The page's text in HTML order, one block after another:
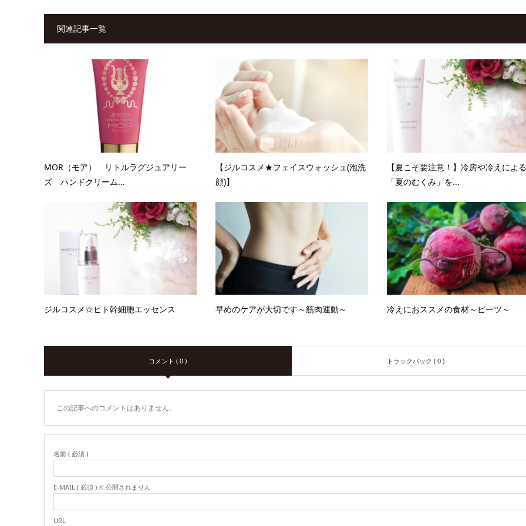
関連記事一覧
MOR（モア） リトルラグジュアリー
ズ ハンドクリーム...
【ジルコスメ★フェイスウォッシュ(泡洗
顔)】
【夏こそ要注意！】冷房や冷えによ
「夏のむくみ」を...
ジルコスメ☆ヒト幹細胞エッセンス 早めのケアが大切です～筋肉運動～ 冷えにおススメの食材～ビーツ～
コメント ( 0 ) トラックバック ( 0 )
この記事へのコメントはありません。
名前 ( 必須 )
E-MAIL ( 必須 ) ※ 公開されません
URL